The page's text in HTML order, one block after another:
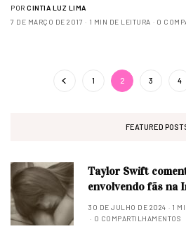
POR CINTIA LUZ LIMA
7 DE MARÇO DE 2017
1 MIN DE LEITURA 0
1 2 3 4
FEATURED
Taylor Swift
envolvendo fãs na
30 DE JULHO DE 2024
1
0 COMPARTILHAMENTOS